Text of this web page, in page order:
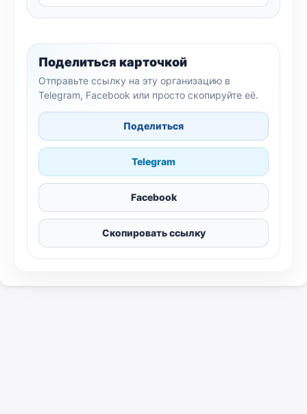
Поделиться карточкой
Отправьте ссылку на эту организацию в
Telegram, Facebook или просто скопируйте её.
Поделиться
Telegram
Facebook
Скопировать ссылку